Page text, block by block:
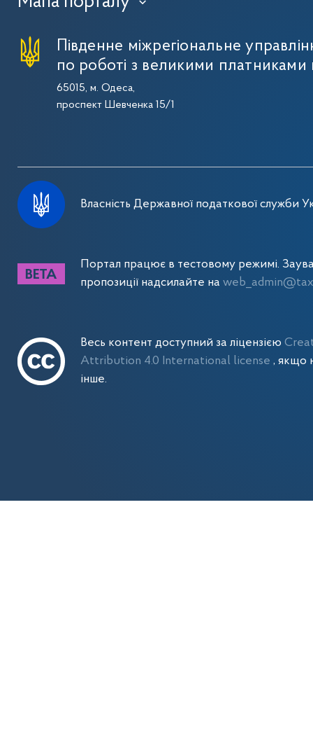
›
Південне міжрегіональне
по роботі з великими платниками
65015, м. Одеса,
проспект Шевченка 15/1
Власність Державної податкової служби
Портал працює в тестовому режимі.
пропозиції надсилайте на
Весь контент доступний за ліцензією
Attribution 4.0 International license , якщо
інше.